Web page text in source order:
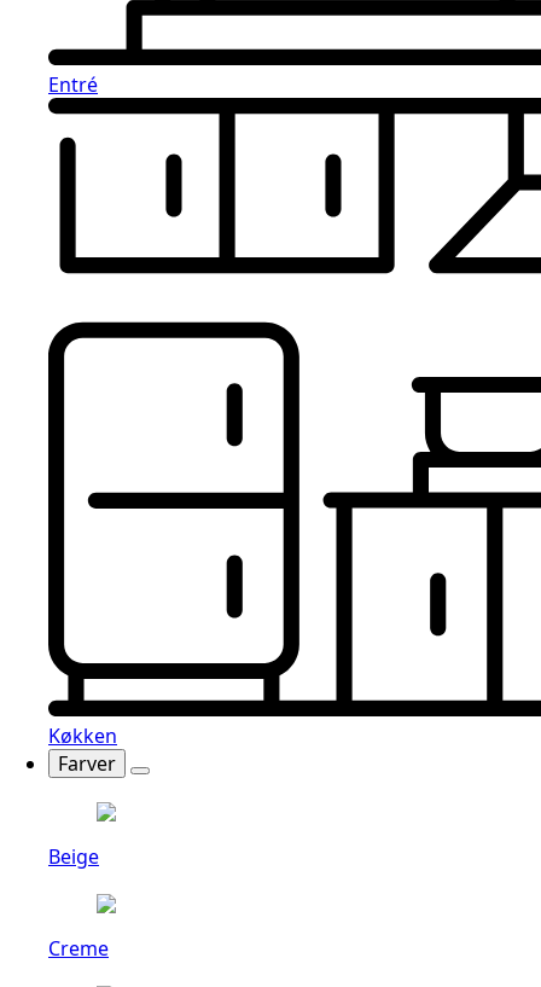
Entré
Køkken
Farver
Beige
Creme